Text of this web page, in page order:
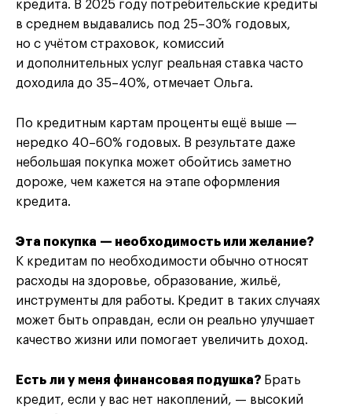
кредита. В 2025 году потребительские кредиты
в среднем выдавались под 25–30% годовых,
но с учётом страховок, комиссий
и дополнительных услуг реальная ставка часто
доходила до 35–40%, отмечает Ольга.
По кредитным картам проценты ещё выше —
нередко 40–60% годовых. В результате даже
небольшая покупка может обойтись заметно
дороже, чем кажется на этапе оформления
кредита.
Эта покупка — необходимость или желание?
К кредитам по необходимости обычно относят
расходы на здоровье, образование, жильё,
инструменты для работы. Кредит в таких случаях
может быть оправдан, если он реально улучшает
качество жизни или помогает увеличить доход.
Есть ли у меня финансовая подушка? Брать
кредит, если у вас нет накоплений, — высокий